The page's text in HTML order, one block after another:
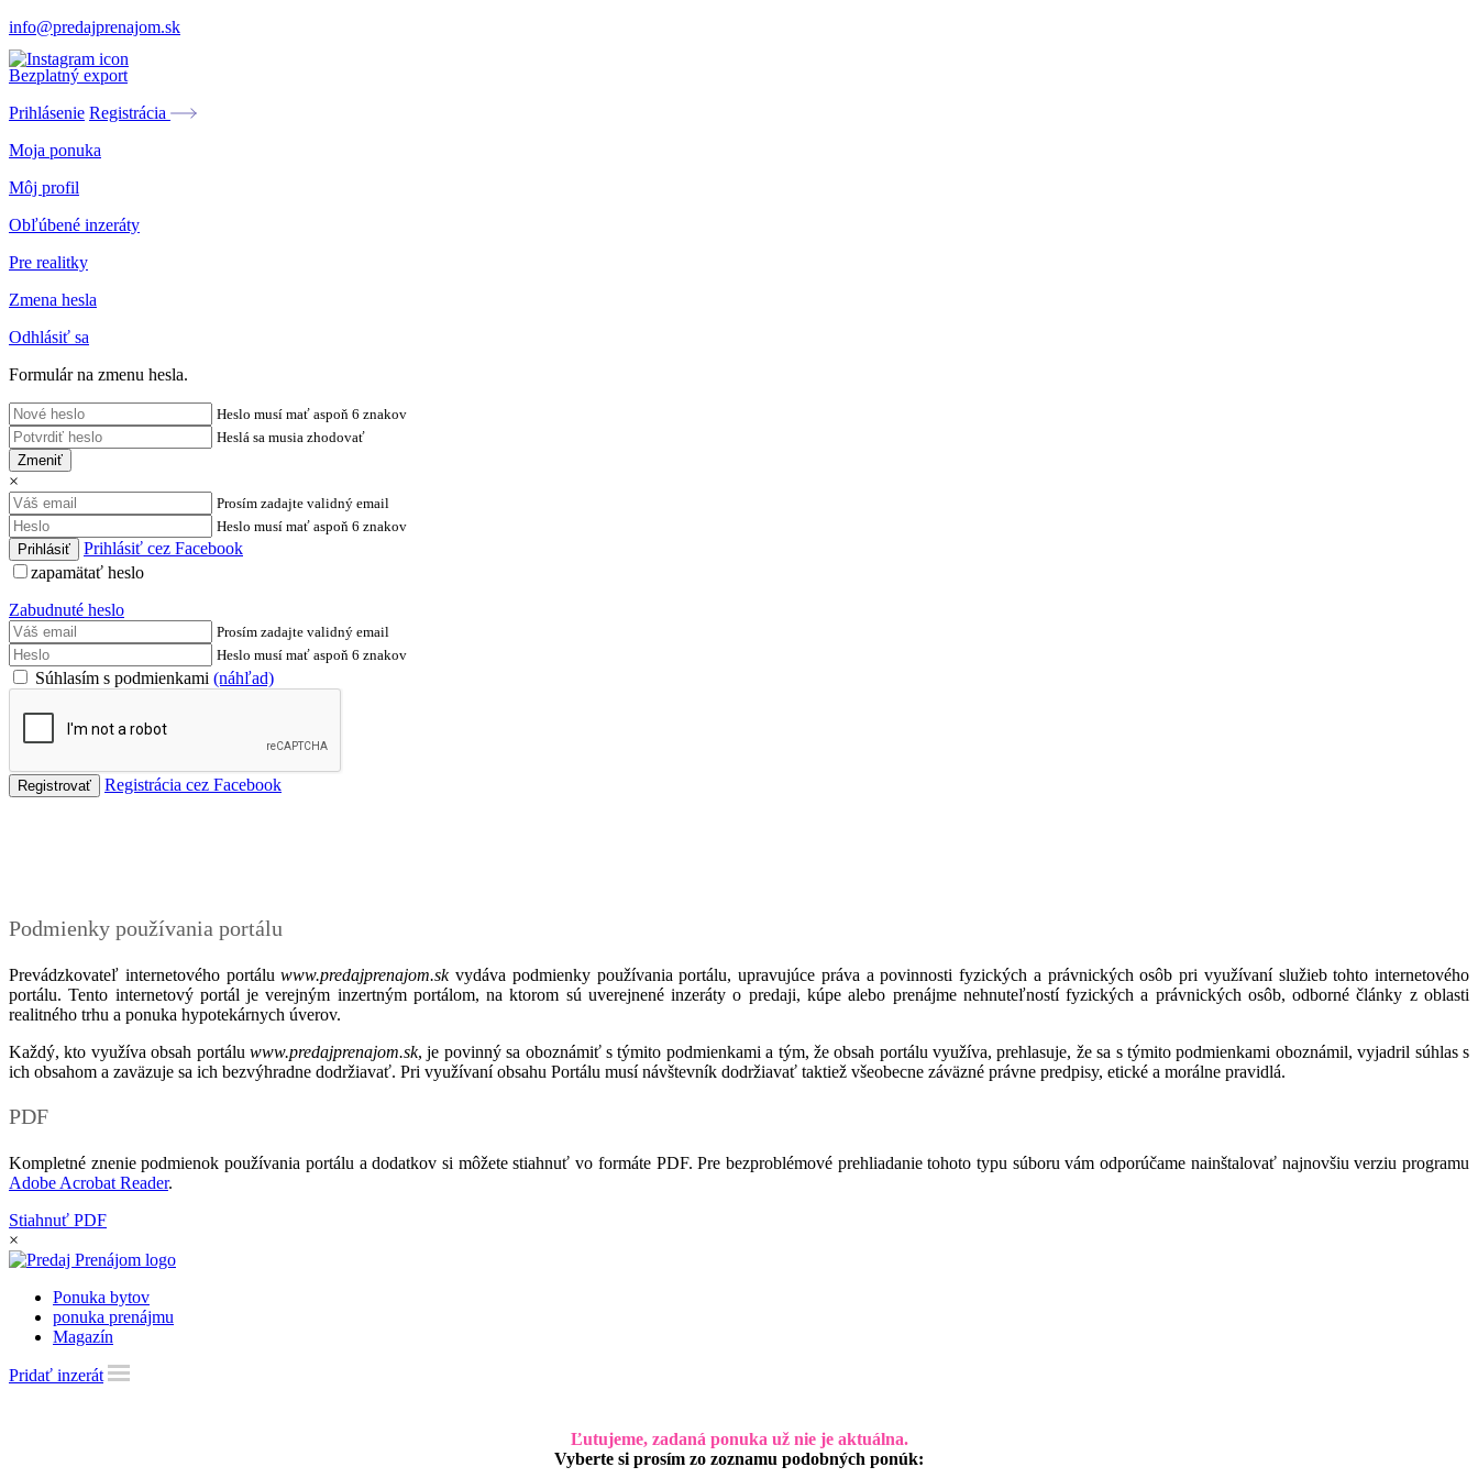
info@predajprenajom.sk
Bezplatný export
Prihlásenie Registrácia
Moja ponuka
Môj profil
Obľúbené inzeráty
Pre realitky
Zmena hesla
Odhlásiť sa
Formulár na zmenu hesla.
Heslo musí mať aspoň 6 znakov
Heslá sa musia zhodovať
Zmeniť
×
Prosím zadajte validný email
Heslo musí mať aspoň 6 znakov
Prihlásiť cez Facebook
zapamätať heslo
Zabudnuté heslo
Prosím zadajte validný email
Heslo musí mať aspoň 6 znakov
Súhlasím s podmienkami (náhľad)
Registrácia cez Facebook
Podmienky používania portálu
Prevádzkovateľ internetového portáluwww.predajprenajom.skvydáva podmienky používania portálu, upravujúce práva a povinnosti fyzických a právnických osôb pri využívaní služieb tohto internetového
portálu. Tento internetový portál je verejným inzertným portálom, na ktorom sú uverejnené inzeráty o predaji, kúpe alebo prenájme nehnuteľností fyzických a právnických osôb, odborné články z oblasti
realitného trhu a ponuka hypotekárnych úverov.
Každý, kto využíva obsah portálu www.predajprenajom.sk, je povinný sa oboznámiť s týmito podmienkami a tým, že obsah portálu využíva, prehlasuje, že sa s týmito podmienkami oboznámil, vyjadril súhlas s
ich obsahom a zaväzuje sa ich bezvýhradne dodržiavať. Pri využívaní obsahu Portálu musí návštevník dodržiavať taktiež všeobecne záväzné právne predpisy, etické a morálne pravidlá.
PDF
Kompletné znenie podmienok používania portálu a dodatkov si môžete stiahnuť vo formáte PDF. Pre bezproblémové prehliadanie tohoto typu súboru vám odporúčame nainštalovať najnovšiu verziu programu
Adobe Acrobat Reader.
Stiahnuť PDF
×
Ponuka bytov
ponuka prenájmu
Magazín
Pridať inzerát
Ľutujeme, zadaná ponuka už nie je aktuálna.
Vyberte si prosím zo zoznamu podobných ponúk: